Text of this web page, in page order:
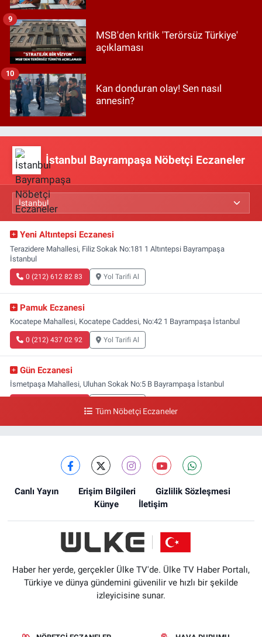
MSB'den kritik 'Terörsüz Türkiye'
açıklaması
9
Kan donduran olay! Sen nasıl
annesin?
10
İstanbul Bayrampaşa Nöbetçi Eczaneler
Yeni Altıntepsi Eczanesi
Terazidere Mahallesi, Filiz Sokak No:181 1 Altıntepsi Bayrampaşa
İstanbul
0 (212) 612 82 83 Yol Tarifi Al
Pamuk Eczanesi
Kocatepe Mahallesi, Kocatepe Caddesi, No:42 1 Bayrampaşa İstanbul
0 (212) 437 02 92 Yol Tarifi Al
Gün Eczanesi
İsmetpaşa Mahallesi, Uluhan Sokak No:5 B Bayrampaşa İstanbul
0 (212) 640 11 57 Yol Tarifi Al
Tüm Nöbetçi Eczaneler
Canlı Yayın Erişim Bilgileri
Gizlilik Sözleşmesi
Künye
İletişim
Haber her yerde, gerçekler Ülke TV'de. Ülke TV Haber Portalı,
Türkiye ve dünya gündemini güvenilir ve hızlı bir şekilde
izleyicisine sunar.